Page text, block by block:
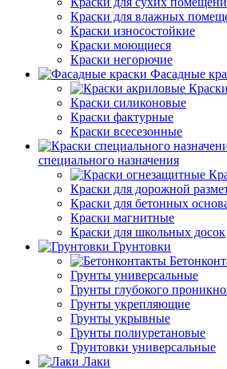
Краски для влажных
Краски износостойкие
Краски моющиеся
Краски негорючие
Фасадные
Краски силиконовые
Краски фактурные
Краски всесезонные
специального назначения
Краски для дорожной
Краски для бетонных
Краски магнитные
Краски для школьных досок
Грунтовки
Грунты универсальные
Грунты глубокого
Грунты укрепляющие
Грунты укрывные
Грунты полиуретановые
Грунтовки универсальные
Лаки